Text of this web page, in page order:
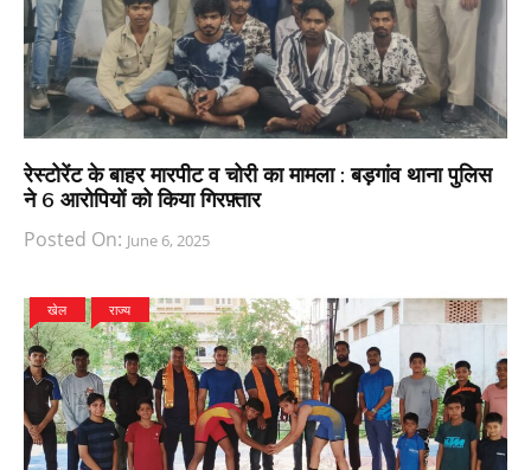
रेस्टोरेंट के बाहर मारपीट व चोरी का मामला : बड़गांव थाना पुलिस
ने 6 आरोपियों को किया गिरफ़्तार
Posted On: June 6, 2025
खेल राज्य